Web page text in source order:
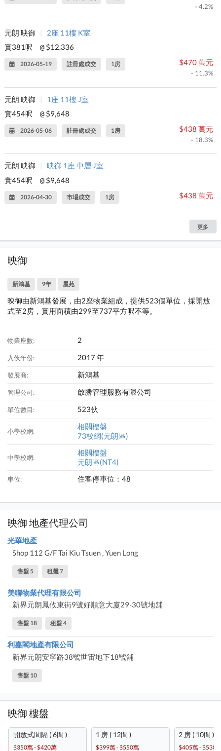
- 4.2%
元朗 映御 |
2座 11樓 K室
實381呎
@ $12,336
2026-05-19 註冊處成交 1房 $470 萬元
- 11.3%
元朗 映御 |
1座 11樓 J室
實454呎
@ $9,648
2026-05-06 註冊處成交 1房 $438 萬元
- 18.3%
元朗 映御
映御 1座 中層 J室
實454呎
@ $9,648
2026-04-30 市場成交 1房 $438 萬元
更多
映御
新鴻基 9年 屋苑
映御由新鴻基發展，由2座物業組成，提供523個單位，採開放
式至2房，實用面積由299至737平方呎不等。
物業座數: 2
入伙年份: 2017 年
發展商: 新鴻基
管理公司: 啟勝管理服務有限公司
單位數目: 523伙
小學校網:
相關樓盤
73校網(元朗區)
中學校網:
相關樓盤
元朗區(NT4)
車位: 住客停車位：48
映御 地產代理公司
光華地產
Shop 112 G/F Tai Kiu Tsuen , Yuen Long
售盤 5 租盤 7
美聯物業代理有限公司
新界元朗鳳攸東街9號好順意大廈29-30號地舖
售盤 18 租盤 4
利嘉閣地產有限公司
新界元朗安寧路38號世宙地下18號舖
售盤 10
映御 樓盤
開放式間隔 ( 6間 )
$350萬 - $420萬
1 房 ( 12間 )
$399萬 - $550萬
2 房 ( 10間 )
$405萬 - $538